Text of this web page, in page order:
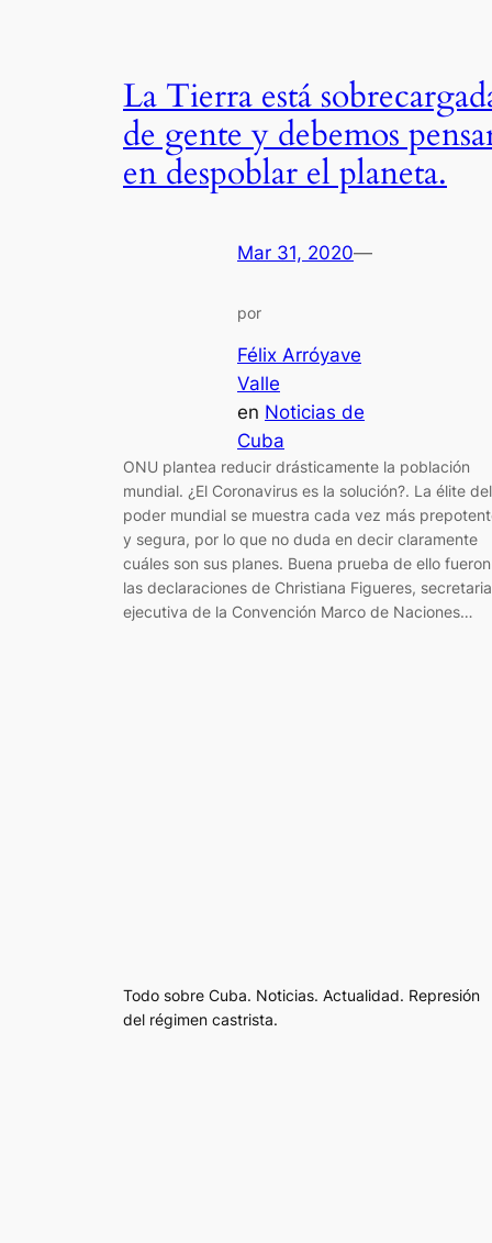
La Tierra está
de gente y debemos
en despoblar el planeta.
Mar 31, 2020—
por
Félix Arróyave
Valle
en Noticias de
Cuba
ONU plantea reducir drásticamente la población
mundial. ¿El Coronavirus es la solución?. La élite del
poder mundial se muestra cada vez más
y segura, por lo que no duda en decir claramente
cuáles son sus planes. Buena prueba de ello fueron
las declaraciones de Christiana Figueres, secretaria
ejecutiva de la Convención Marco de Naciones…
Todo sobre Cuba. Noticias. Actualidad. Represión
del régimen castrista.